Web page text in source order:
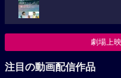
劇場上
注目の動画配信作品